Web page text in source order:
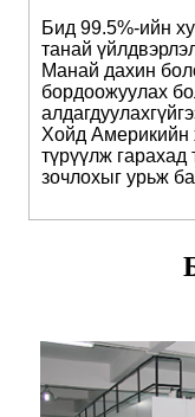
Бид 99.5%-ийн
танай
Манай дахин
бордоожуулах
Хойд Америкийн
түрүүлж гарахад
зочлохыг урьж